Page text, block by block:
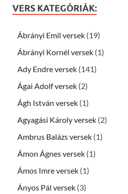
VERS KATEGÓRIÁK:
Ábrányi Emil versek (19)
Ábrányi Kornél versek (1)
Ady Endre versek (141)
Ágai Adolf versek (2)
Ágh István versek (1)
Agyagási Károly versek (2)
Ambrus Balázs versek (1)
Ámon Ágnes versek (1)
Ámos Imre versek (1)
Ányos Pál versek (3)